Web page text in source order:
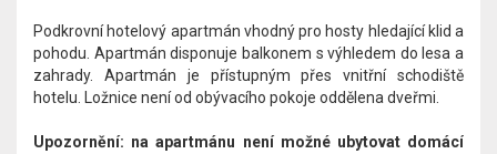
Podkrovní hotelový apartmán vhodný pro hosty hledající klid a
pohodu. Apartmán disponuje balkonem s výhledem do lesa a
zahrady. Apartmán je přístupným přes vnitřní schodiště
hotelu.​ Ložnice není od obývacího pokoje oddělena dveřmi.
Upozornění: na apartmánu není možné ubytovat domácí